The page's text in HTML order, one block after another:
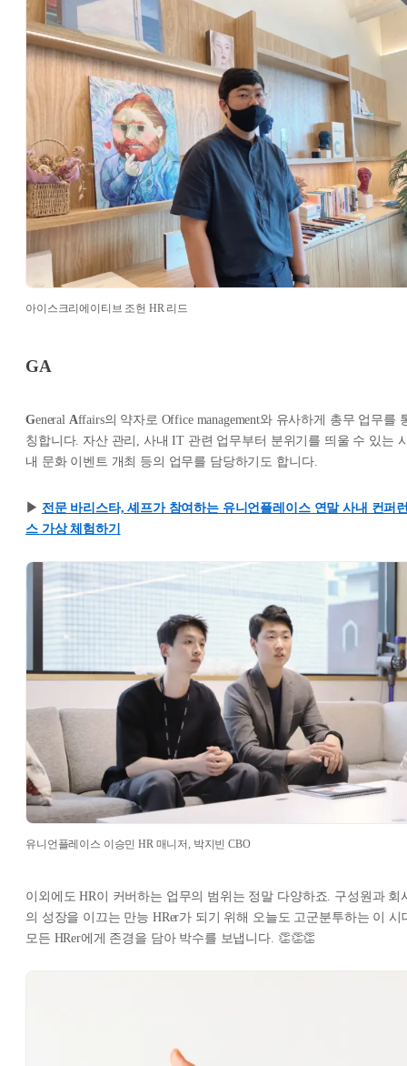
아이스크리에이티브 조헌 HR 리드
GA
General Affairs의 약자로 Office management와 유사하게 총무 업무를
칭합니다. 자산 관리, 사내 IT 관련 업무부터 분위기를 띄울 수 있는
내 문화 이벤트 개최 등의 업무를 담당하기도 합니다.
▶︎ 전문 바리스타, 셰프가 참여하는 유니언플레이스 연말 사내 컨퍼
스 가상 체험하기
유니언플레이스 이승민 HR 매니저, 박지빈 CBO
이외에도 HR이 커버하는 업무의 범위는 정말 다양하죠. 구성원과 회
의 성장을 이끄는 만능 HRer가 되기 위해 오늘도 고군분투하는 이 시
모든 HRer에게 존경을 담아 박수를 보냅니다. 👏👏👏